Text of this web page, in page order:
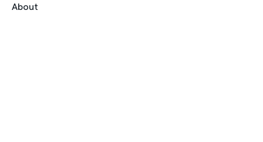
About